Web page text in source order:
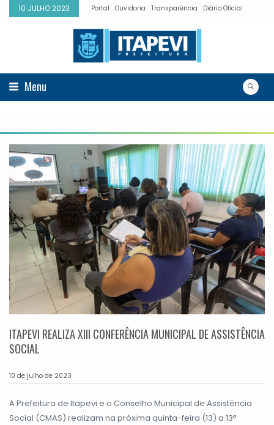
10 JULHO 2023 Portal Ouvidoria Transparência Diário Oficial
Menu
ITAPEVI REALIZA XIII CONFERÊNCIA MUNICIPAL DE ASSISTÊNCIA
SOCIAL
10 de julho de 2023
A Prefeitura de Itapevi e o Conselho Municipal de Assistência
Social (CMAS) realizam na próxima quinta-feira (13) a 13ª